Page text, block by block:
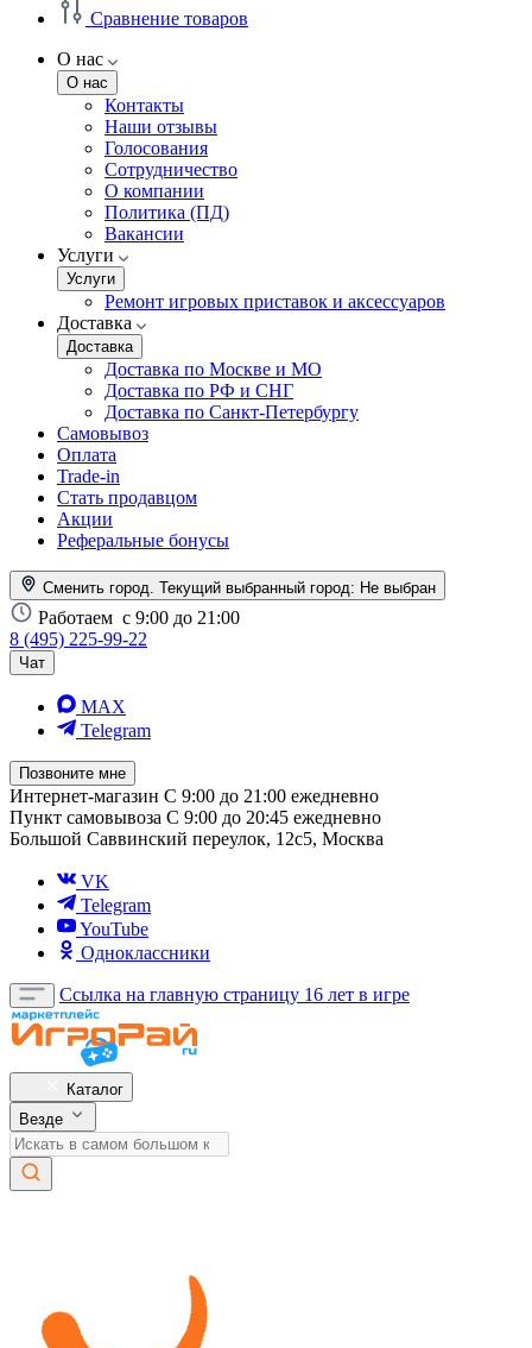
Сравнение товаров
О нас
О нас
Контакты
Наши отзывы
Голосования
Сотрудничество
О компании
Политика (ПД)
Вакансии
Услуги
Услуги
Ремонт игровых приставок и аксессуаров
Доставка
Доставка
Доставка по Москве и МО
Доставка по РФ и СНГ
Доставка по Санкт-Петербургу
Самовывоз
Оплата
Trade-in
Стать продавцом
Акции
Реферальные бонусы
Сменить город. Текущий выбранный город: Не выбран
Работаем с 9:00 до 21:00
8 (495) 225-99-22
Чат
MAX
Telegram
Позвоните мне
Интернет-магазин С 9:00 до 21:00 ежедневно
Пункт самовывоза С 9:00 до 20:45 ежедневно
Большой Саввинский переулок, 12с5, Москва
VK
Telegram
YouTube
Одноклассники
Ссылка на главную страницу 16 лет в игре
Каталог
Везде